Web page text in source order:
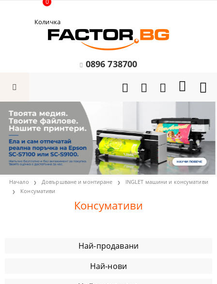
Количка
0
0896 738700
Начало Довършване и монтиране
INGLET машини и консумативи
Консумативи
Консумативи
Най-продавани
Най-нови